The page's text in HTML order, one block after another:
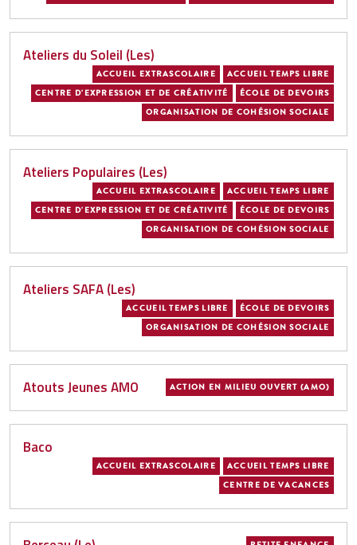
Ateliers du Soleil (Les)
ACCUEIL EXTRASCOLAIRE
ACCUEIL TEMPS LIBRE
CENTRE D'EXPRESSION ET DE CRÉATIVITÉ
ÉCOLE DE DEVOIRS
ORGANISATION DE COHÉSION SOCIALE
Ateliers Populaires (Les)
ACCUEIL EXTRASCOLAIRE
ACCUEIL TEMPS LIBRE
CENTRE D'EXPRESSION ET DE CRÉATIVITÉ
ÉCOLE DE DEVOIRS
ORGANISATION DE COHÉSION SOCIALE
Ateliers SAFA (Les)
ACCUEIL TEMPS LIBRE
ÉCOLE DE DEVOIRS
ORGANISATION DE COHÉSION SOCIALE
Atouts Jeunes AMO ACTION EN MILIEU OUVERT (AMO)
Baco
ACCUEIL EXTRASCOLAIRE
ACCUEIL TEMPS LIBRE
CENTRE DE VACANCES